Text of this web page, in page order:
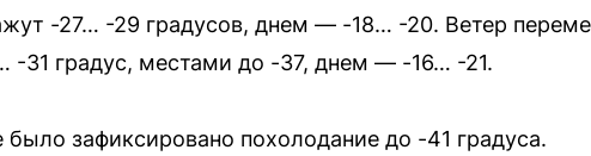
-27… -29 градусов, днем — -18… -20. Ветер
-31 градус, местами до -37, днем — -16… -21.
зафиксировано похолодание до -41 градуса.